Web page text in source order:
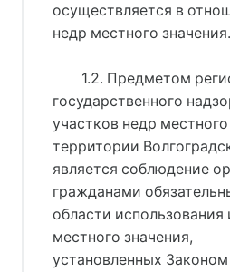
осуществляется в
недр местного значения.
1.2. Предметом
государственного
участков недр
территории
является соблюдение
гражданами
области
местного значения,
установленных